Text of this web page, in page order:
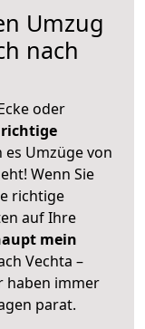
Umzug
nach
oder
richtige
es Umzüge von
Wenn Sie
richtige
auf Ihre
mein
Vechta –
haben immer
parat.